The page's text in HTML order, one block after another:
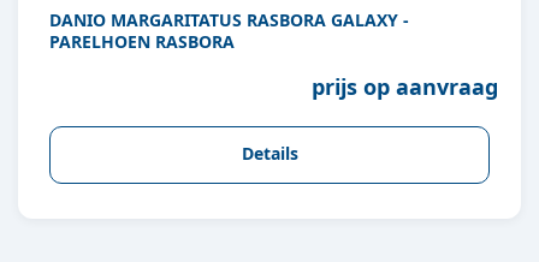
DANIO MARGARITATUS RASBORA GALAXY -
PARELHOEN RASBORA
prijs op aanvraag
Details